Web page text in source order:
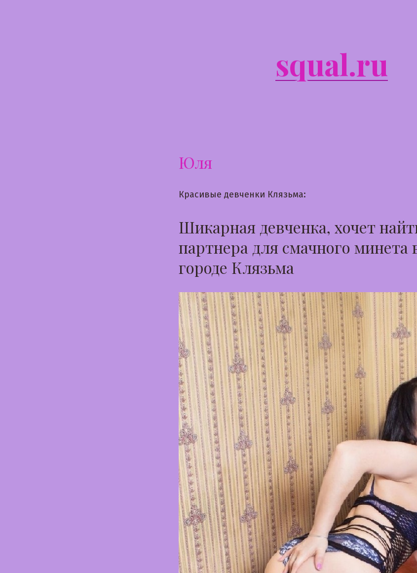
squal.ru
Юля
Красивые девченки Клязьма:
Шикарная девченка, хочет
партнера для смачного минета
городе Клязьма